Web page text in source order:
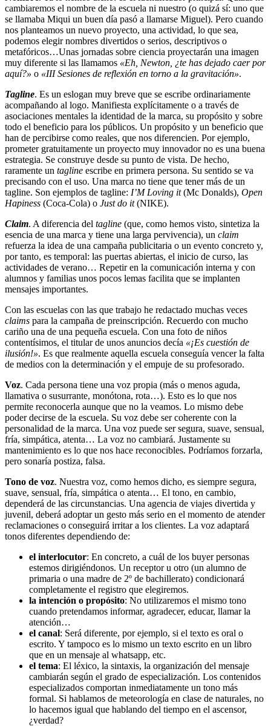
cambiaremos el nombre de la escuela ni nuestro (o quizá sí: uno que
se llamaba Miqui un buen día pasó a llamarse Miguel). Pero cuando
nos planteamos un nuevo proyecto, una actividad, lo que sea,
podemos elegir nombres divertidos o serios, descriptivos o
metafóricos…Unas jornadas sobre ciencia proyectarán una imagen
muy diferente si las llamamos «Eh, Newton, ¿te has dejado caer por
aquí?» o «III Sesiones de reflexión en torno a la gravitación».
Tagline. Es un eslogan muy breve que se escribe ordinariamente
acompañando al logo. Manifiesta explícitamente o a través de
asociaciones mentales la identidad de la marca, su propósito y sobre
todo el beneficio para los públicos. Un propósito y un beneficio que
han de percibirse como reales, que nos diferencien. Por ejemplo,
prometer gratuitamente un proyecto muy innovador no es una buena
estrategia. Se construye desde su punto de vista. De hecho,
raramente un tagline escribe en primera persona. Su sentido se va
precisando con el uso. Una marca no tiene que tener más de un
tagline. Son ejemplos de tagline: I’M Loving it(Mc Donalds), Open
Hapiness (Coca-Cola) o Just do it(NIKE).
Claim. A diferencia del tagline (que, como hemos visto, sintetiza la
esencia de una marca y tiene una larga pervivencia), un claim
refuerza la idea de una campaña publicitaria o un evento concreto y,
por tanto, es temporal: las puertas abiertas, el inicio de curso, las
actividades de verano… Repetir en la comunicación interna y con
alumnos y familias unos pocos lemas facilita que se implanten
mensajes importantes.
Con las escuelas con las que trabajo he redactado muchas veces
claims para la campaña de preinscripción. Recuerdo con mucho
cariño una de una pequeña escuela. Con una foto de niños
contentísimos, el titular de unos anuncios decía «¡Es cuestión de
ilusión!». Es que realmente aquella escuela conseguía vencer la falta
de medios con la determinación y el empuje de su profesorado.
Voz. Cada persona tiene una voz propia (más o menos aguda,
llamativa o susurrante, monótona, rota…). Esto es lo que nos
permite reconocerla aunque que no la veamos. Lo mismo debe
poder decirse de la escuela. Su voz debe ser coherente con la
personalidad de la marca. Una voz puede ser segura, suave, sensual,
fría, simpática, atenta… La voz no cambiará. Justamente su
mantenimiento es lo que nos hace reconocibles. Podríamos forzarla,
pero sonaría postiza, falsa.
Tono de voz. Nuestra voz, como hemos dicho, es siempre segura,
suave, sensual, fría, simpática o atenta… El tono, en cambio,
dependerá de las circunstancias. Una agencia de viajes divertida y
juvenil, deberá adoptar un gesto más serio en el momento de atender
reclamaciones o conseguirá irritar a los clientes. La voz adaptará
tonos diferentes dependiendo de:
el interlocutor: En concreto, a cuál de los buyer personas
estemos dirigiéndonos. Un receptor u otro (un alumno de
primaria o una madre de 2º de bachillerato) condicionará
completamente el registro que elegiremos.
la intención o propósito: No utilizaremos el mismo tono
cuando pretendamos informar, agradecer, educar, llamar la
atención…
el canal: Será diferente, por ejemplo, si el texto es oral o
escrito. Y tampoco es lo mismo un texto escrito en un libro
que en un mensaje al whatsapp, etc.
el tema: El léxico, la sintaxis, la organización del mensaje
cambiarán según el grado de especialización. Los contenidos
especializados comportan inmediatamente un tono más
formal. Si hablamos de meteorología en clase de naturales, no
lo hacemos igual que hablando del tiempo en el ascensor,
¿verdad?